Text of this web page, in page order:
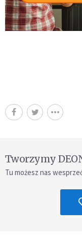
Tworzymy
Tu możesz nas